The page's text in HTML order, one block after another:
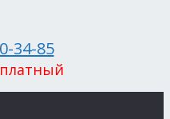
34-85